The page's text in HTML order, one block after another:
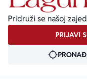
Pridruži se našoj
PRIJAVI